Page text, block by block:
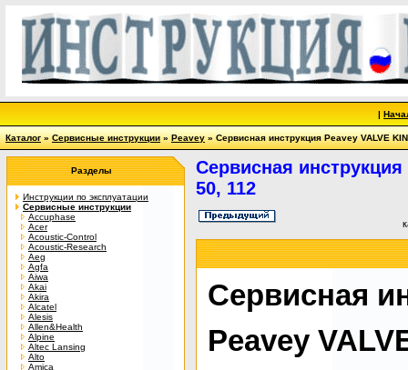
|
Каталог»Сервисные инструкции»Peavey» Сервисная инструкция Peavey VALVE
Разделы
Инструкции по эксплуатации
Сервисные инструкции
Accuphase
Acer
Acoustic-Control
Acoustic-Research
Aeg
Agfa
Aiwa
Akai
Akira
Alcatel
Alesis
Allen&Health
Alpine
Altec Lansing
Alto
Amica
Сервисная инструкция
50, 112
Сервисная
Peavey